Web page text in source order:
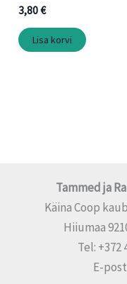
3,80€
Lisa korvi
Tammed ja
Käina Coop
Hiiumaa
Tel: +372
E-